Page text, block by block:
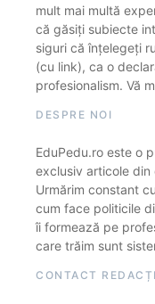
mult mai multă
că găsiți subiecte
siguri că înțelegeți
(cu link), ca o
profesionalism. Vă
DESPRE NOI
EduPedu.ro este o
exclusiv articole din
Urmărim constant
cum face politicile
îi formează pe
care trăim sunt
CONTACT